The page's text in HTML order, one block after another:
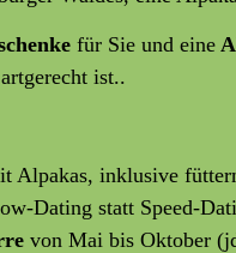
für Sie und eine
ist..
Alpakas, inklusive
Dating statt Speed-
von Mai bis Oktober